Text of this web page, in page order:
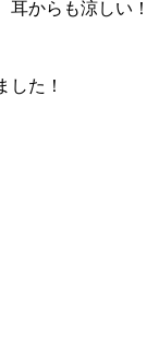
からも涼しい！
した！